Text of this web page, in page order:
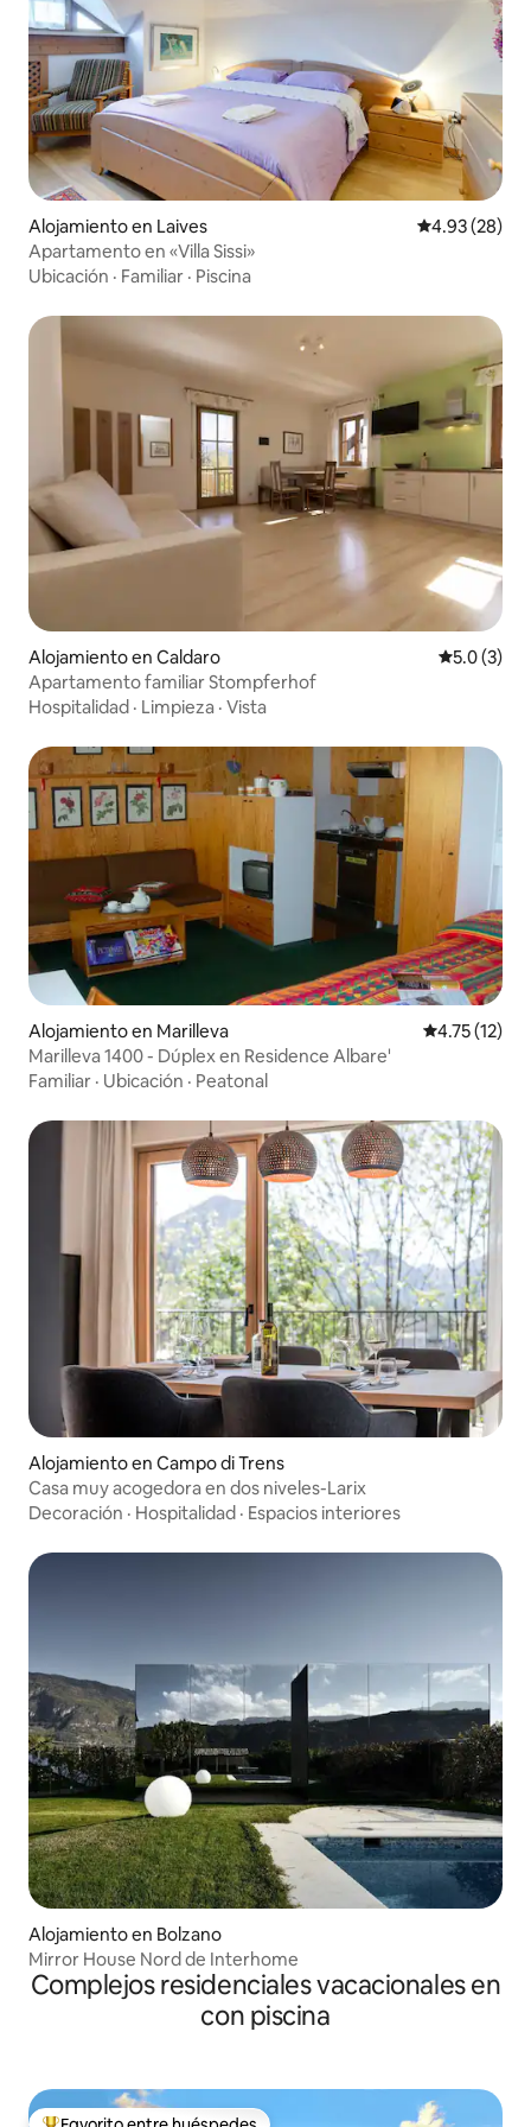
Alojamiento en Laives Calificación
4.93 (28)
Apartamento en «Villa Sissi»
Ubicación · Familiar · Piscina
Alojamiento en Caldaro
5.0 (3)
Apartamento familiar Stompferhof
Hospitalidad · Limpieza · Vista
Alojamiento en Marilleva Calificación
4.75 (12)
Marilleva 1400 - Dúplex en Residence Albare'
Familiar · Ubicación · Peatonal
Alojamiento en Campo di Trens
Casa muy acogedora en dos niveles-Larix
Decoración · Hospitalidad · Espacios interiores
Alojamiento en Bolzano
Mirror House Nord de Interhome
Complejos residenciales vacacionales en
con piscina